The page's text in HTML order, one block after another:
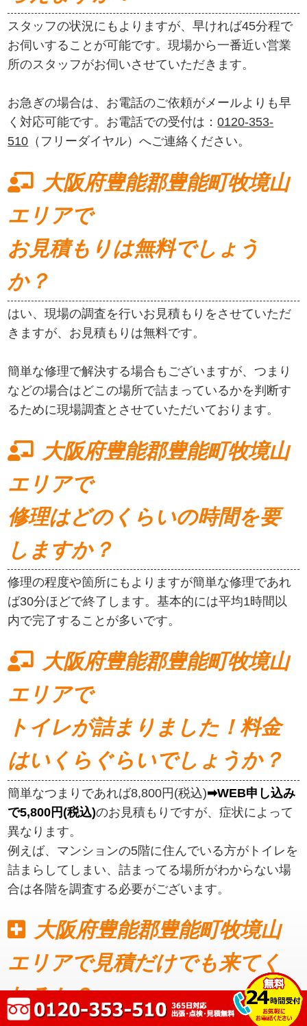
スタッフの状況にもよりますが、早ければ45分程で
お伺いすることが可能です。現場から一番近い営業
所のスタッフがお伺いさせていただきます。
お急ぎの場合は、お電話のご依頼がメールよりも早
く対応可能です。お電話での受付は：0120-353-
510 （フリーダイヤル）へご連絡ください。
大阪府豊能郡豊能町牧境山
エリアで
お見積もりは無料でしょう
か？
はい、現場の調査を行いお見積もりをさせていただ
きますが、お見積もりは無料です。
簡単な修理で解決する場合もございますが、つまり
などの場合はどこの場所で詰まっているかを判断す
るために現場調査とさせていただいております。
大阪府豊能郡豊能町牧境山
エリアで
修理はどのくらいの時間を要
しますか？
修理の程度や箇所にもよりますが簡単な修理であれ
ば30分ほどで終了します。基本的には平均1時間以
内で完了することが多いです。
大阪府豊能郡豊能町牧境山
エリアで
トイレが詰まりました！料金
はいくらぐらいでしょうか？
簡単なつまりであれば8,800円(税込)➡WEB申し込み
で5,800円(税込)のお見積もりですが、症状によって
異なります。
例えば、マンションの5階に住んでいる方がトイレを
詰まらしてしまい、詰まってる場所がわからない場
合は各階を調査する必要がございます。
大阪府豊能郡豊能町牧境山
エリアで見積だけでも来てく
れるか？